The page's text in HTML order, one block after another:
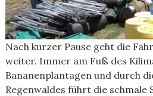
Nach kurzer Pause geht die
weiter. Immer am Fuß des
Bananenplantagen und durch
Regenwaldes führt die schmale